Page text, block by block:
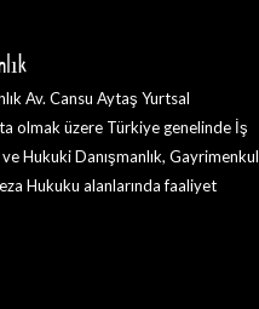
Av. Cansu Aytaş Yurtsal
olmak üzere Türkiye genelinde İş
Hukuki Danışmanlık, Gayrimenkul
Hukuku alanlarında faaliyet